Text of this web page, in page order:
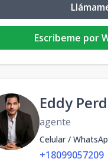
Escribeme por
Eddy
agente
Celular /
+18099057209